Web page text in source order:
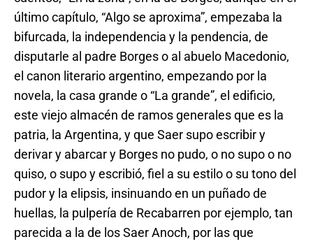
último capítulo, “Algo se aproxima”, empezaba la
bifurcada, la independencia y la pendencia, de
disputarle al padre Borges o al abuelo Macedonio,
el canon literario argentino, empezando por la
novela, la casa grande o “La grande”, el edificio,
este viejo almacén de ramos generales que es la
patria, la Argentina, y que Saer supo escribir y
derivar y abarcar y Borges no pudo, o no supo o no
quiso, o supo y escribió, fiel a su estilo o su tono del
pudor y la elipsis, insinuando en un puñado de
huellas, la pulpería de Recabarren por ejemplo, tan
parecida a la de los Saer Anoch, por las que